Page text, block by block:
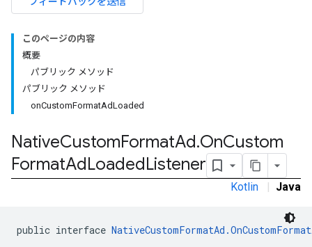
このページの内容
概要
パブリック メソッド
パブリック メソッド
onCustomFormatAdLoaded
NativeCustomFormatAd.OnCustom
FormatAdLoadedListener
Kotlin | Java
public interface